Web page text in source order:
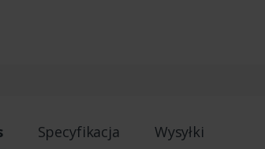
Specyfikacja Wysyłki